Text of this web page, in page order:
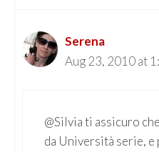
Serena
Aug 23, 2010 at
@Silvia ti assicuro
da Università serie, e